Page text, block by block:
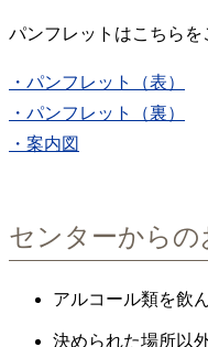
パンフレットはこちらを
・パンフレット（表）
・パンフレット（裏）
・案内図
センターからの
アルコール類を飲
決められた場所以